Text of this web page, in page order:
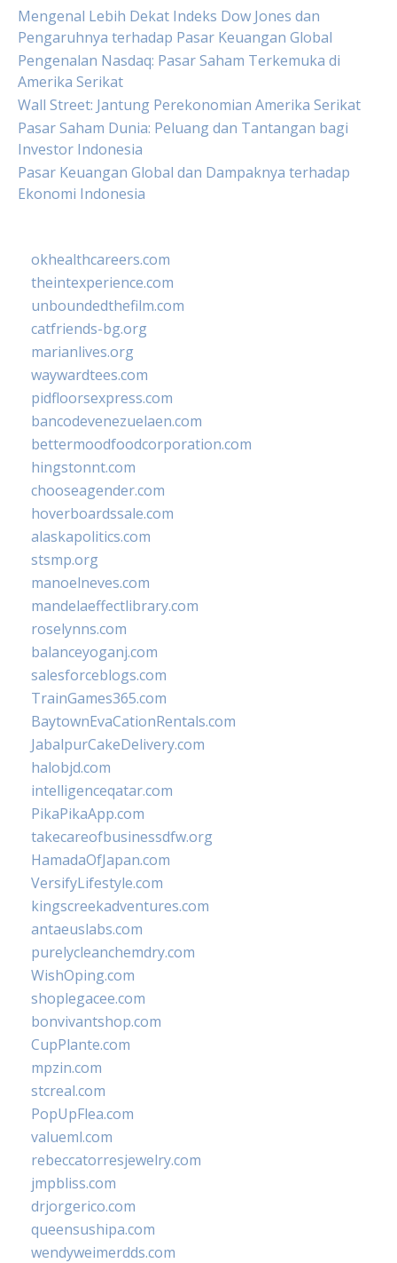
Mengenal Lebih Dekat Indeks Dow Jones dan
Pengaruhnya terhadap Pasar Keuangan Global
Pengenalan Nasdaq: Pasar Saham Terkemuka di
Amerika Serikat
Wall Street: Jantung Perekonomian Amerika Serikat
Pasar Saham Dunia: Peluang dan Tantangan bagi
Investor Indonesia
Pasar Keuangan Global dan Dampaknya terhadap
Ekonomi Indonesia
okhealthcareers.com
theintexperience.com
unboundedthefilm.com
catfriends-bg.org
marianlives.org
waywardtees.com
pidfloorsexpress.com
bancodevenezuelaen.com
bettermoodfoodcorporation.com
hingstonnt.com
chooseagender.com
hoverboardssale.com
alaskapolitics.com
stsmp.org
manoelneves.com
mandelaeffectlibrary.com
roselynns.com
balanceyoganj.com
salesforceblogs.com
TrainGames365.com
BaytownEvaCationRentals.com
JabalpurCakeDelivery.com
halobjd.com
intelligenceqatar.com
PikaPikaApp.com
takecareofbusinessdfw.org
HamadaOfJapan.com
VersifyLifestyle.com
kingscreekadventures.com
antaeuslabs.com
purelycleanchemdry.com
WishOping.com
shoplegacee.com
bonvivantshop.com
CupPlante.com
mpzin.com
stcreal.com
PopUpFlea.com
valueml.com
rebeccatorresjewelry.com
jmpbliss.com
drjorgerico.com
queensushipa.com
wendyweimerdds.com